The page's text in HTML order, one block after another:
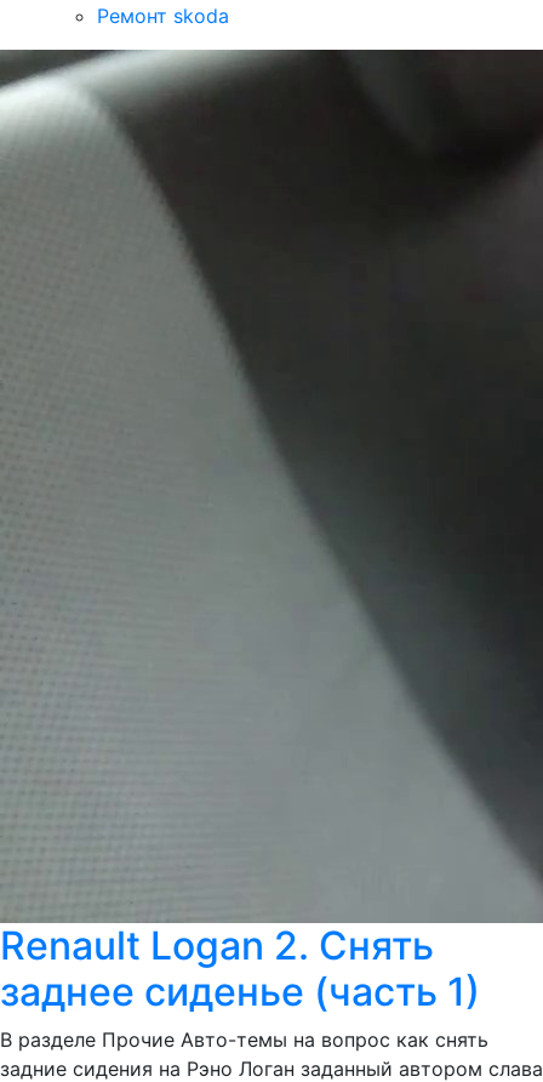
Ремонт skoda
Renault Logan 2. Снять
заднее сиденье (часть 1)
В разделе Прочие Авто-темы на вопрос как снять
задние сидения на Рэно Логан заданный автором слава